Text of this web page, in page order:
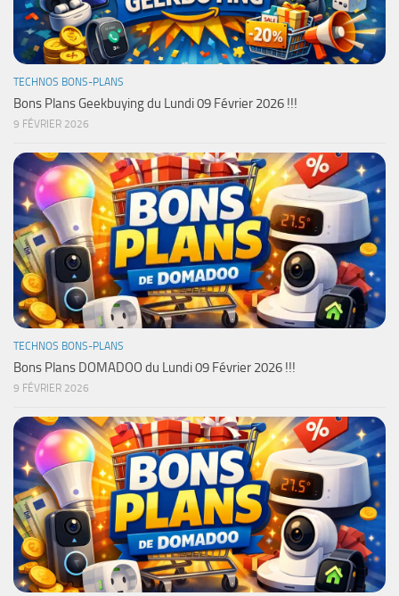
TECHNOS BONS-PLANS
Bons Plans Geekbuying du Lundi 09 Février 2026 !!!
9 FÉVRIER 2026
TECHNOS BONS-PLANS
Bons Plans DOMADOO du Lundi 09 Février 2026 !!!
9 FÉVRIER 2026